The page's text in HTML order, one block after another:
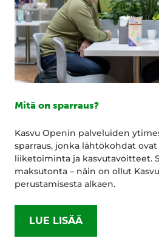
Mitä on sparraus?
Kasvu Openin palveluiden
sparraus, jonka lähtökohdat
liiketoiminta ja kasvutavoitteet.
maksutonta – näin on ollut
perustamisesta alkaen.
LUE LISÄÄ